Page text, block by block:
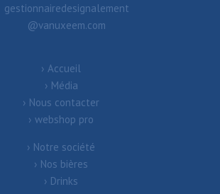
gestionnairedesignalement
@vanuxeem.com
Accueil
Média
Nous contacter
webshop pro
Notre société
Nos bières
Drinks